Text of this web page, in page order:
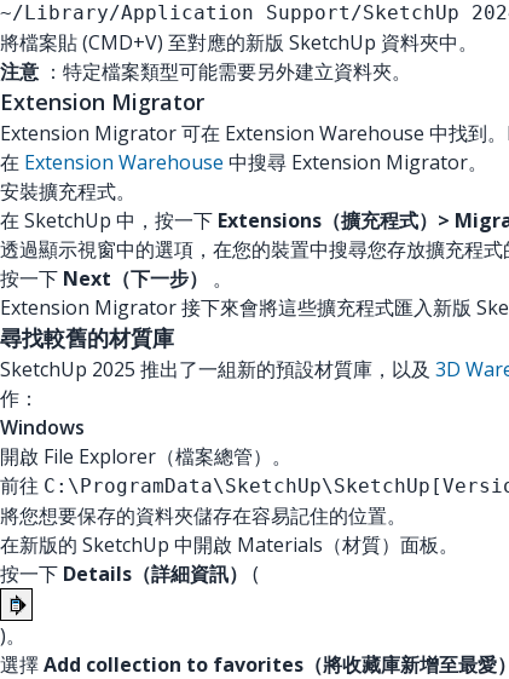
~/Library/Application Support/SketchUp
將檔案貼 (CMD+V) 至對應的新版 SketchUp 資料夾中。
注意 ：特定檔案類型可能需要另外建立資料夾。
Extension Migrator
Extension Migrator 可在 Extension Warehouse 中找到
在 Extension Warehouse 中搜尋 Extension Migrator。
安裝擴充程式。
在 SketchUp 中，按一下 Extensions（擴充程式）>
透過顯示視窗中的選項，在您的裝置中搜尋您存放擴充程式
按一下 Next（下一步）
。
Extension Migrator 接下來會將這些擴充程式匯入新版
尋找較舊的材質庫
SketchUp 2025 推出了一組新的預設材質庫，以及 3D
作：
Windows
開啟 File Explorer（檔案總管）。
前往
將您想要保存的資料夾儲存在容易記住的位置。
在新版的 SketchUp 中開啟 Materials（材質）面板。
按一下 Details（詳細資訊） (
)。
選擇Add collection to favorites（將收藏庫新增至最愛）